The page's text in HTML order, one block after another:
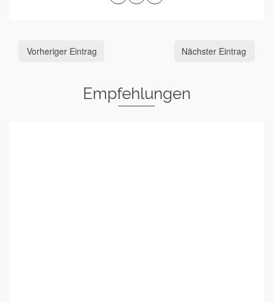
Vorheriger Eintrag Nächster Eintrag
Empfehlungen